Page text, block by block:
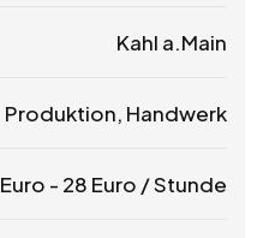
Kahl a.Main
Produktion, Handwerk
Euro - 28 Euro / Stunde